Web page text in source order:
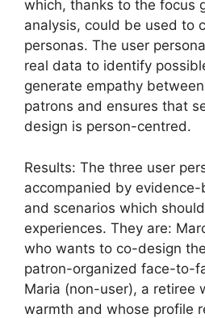
which, thanks to the focus
analysis, could be used to
personas. The user
real data to identify
generate empathy
patrons and ensures that
design is person-centred.
Results: The three user
accompanied by
and scenarios which
experiences. They are:
who wants to co-design
patron-organized face-to-
Maria (non-user), a retiree
warmth and whose profile